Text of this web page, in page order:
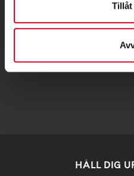
Tillåt
Samma som
HÅLL DIG